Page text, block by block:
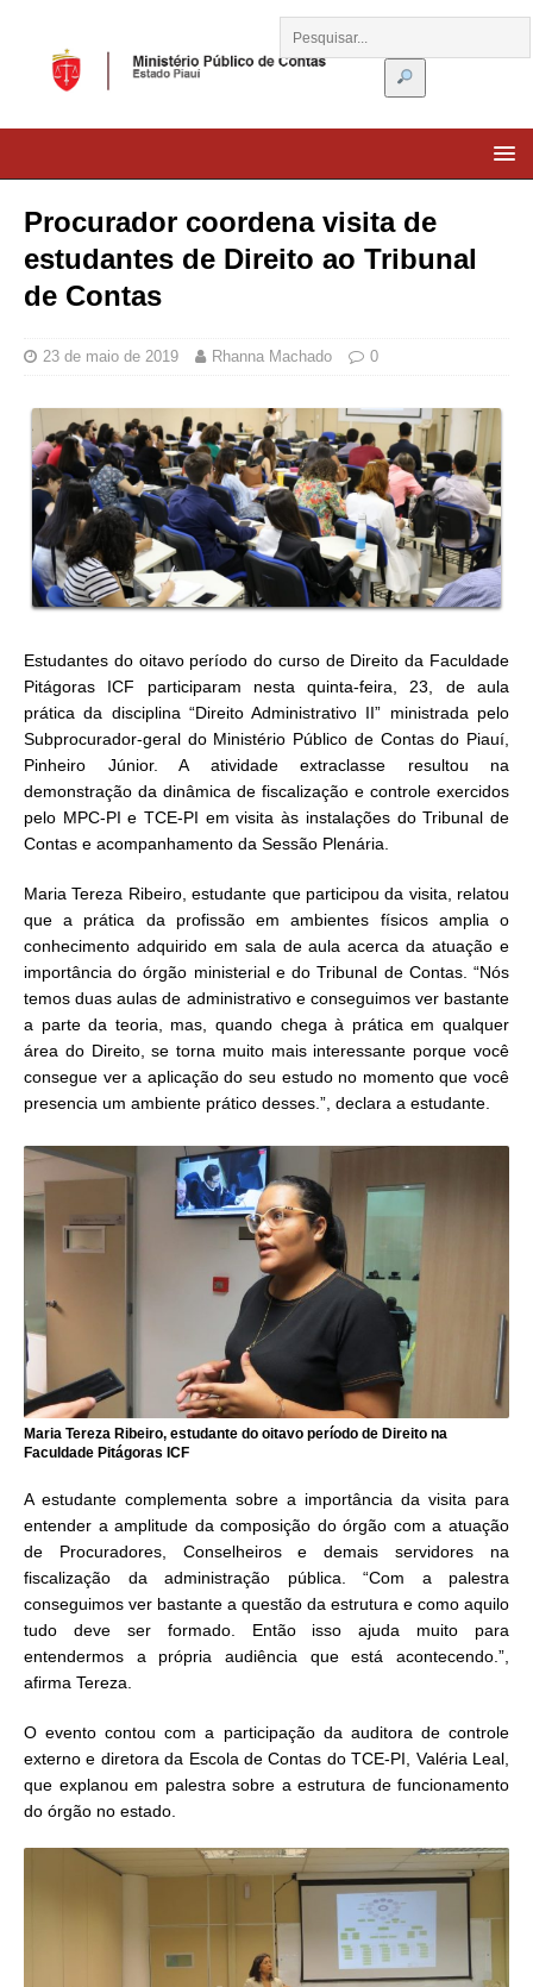
Procurador coordena visita de
estudantes de Direito ao Tribunal
de Contas
23 de maio de 2019 Rhanna Machado 0
Estudantes do oitavo período do curso de Direito da Faculdade
Pitágoras ICF participaram nesta quinta-feira, 23, de aula
prática da disciplina “Direito Administrativo II” ministrada pelo
Subprocurador-geral do Ministério Público de Contas do Piauí,
Pinheiro Júnior. A atividade extraclasse resultou na
demonstração da dinâmica de fiscalização e controle exercidos
pelo MPC-PI e TCE-PI em visita às instalações do Tribunal de
Contas e acompanhamento da Sessão Plenária.
Maria Tereza Ribeiro, estudante que participou da visita, relatou
que a prática da profissão em ambientes físicos amplia o
conhecimento adquirido em sala de aula acerca da atuação e
importância do órgão ministerial e do Tribunal de Contas. “Nós
temos duas aulas de administrativo e conseguimos ver bastante
a parte da teoria, mas, quando chega à prática em qualquer
área do Direito, se torna muito mais interessante porque você
consegue ver a aplicação do seu estudo no momento que você
presencia um ambiente prático desses.”, declara a estudante.
Maria Tereza Ribeiro, estudante do oitavo período de Direito na
Faculdade Pitágoras ICF
A estudante complementa sobre a importância da visita para
entender a amplitude da composição do órgão com a atuação
de Procuradores, Conselheiros e demais servidores na
fiscalização da administração pública. “Com a palestra
conseguimos ver bastante a questão da estrutura e como aquilo
tudo deve ser formado. Então isso ajuda muito para
entendermos a própria audiência que está acontecendo.”,
afirma Tereza.
O evento contou com a participação da auditora de controle
externo e diretora da Escola de Contas do TCE-PI, Valéria Leal,
que explanou em palestra sobre a estrutura de funcionamento
do órgão no estado.